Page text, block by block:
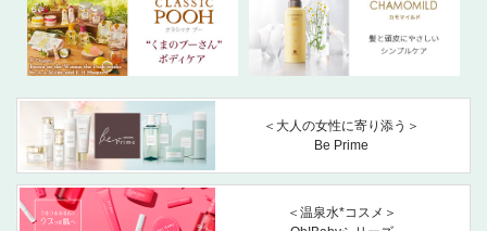
＜大人の女性に寄り添う＞
Be Prime
＜温泉水*コスメ＞